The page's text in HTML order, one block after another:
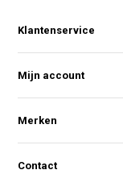
Klantenservice
Mijn account
Merken
Contact